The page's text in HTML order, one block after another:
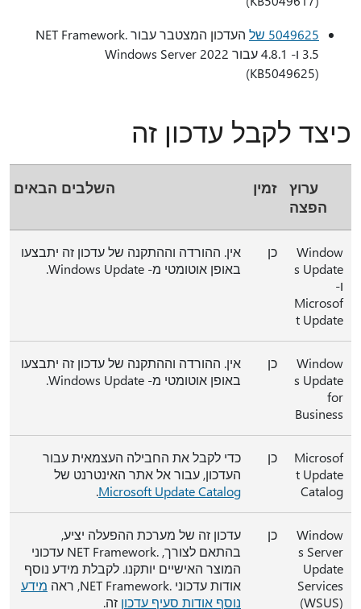
5049625 של
העדכון המצטבר עבור .NET Framework
3.5 ו- 4.8.1 עבור Windows Server 2022
(KB5049625)
כיצד לקבל עדכון זה
ערוץ
הפצה
זמין השלבים הבאים
Window
s Update
ו-
Microsof
t Update
כן
אין. ההורדה וההתקנה של עדכון זה יתבצעו
באופן אוטומטי מ- Windows Update.
Window
s Update
for
Business
כן
אין. ההורדה וההתקנה של עדכון זה יתבצעו
באופן אוטומטי מ- Windows Update.
Microsof
t Update
Catalog
כן
כדי לקבל את החבילה העצמאית עבור
העדכון, עבור אל אתר האינטרנט של
Microsoft Update Catalog
.
Window
s Server
Update
Services
(‏WSUS)
כן
עדכון זה של מערכת ההפעלה יציע,
בהתאם לצורך, .NET Framework עדכוני
המוצר האישיים יותקנו. לקבלת מידע נוסף
אודות עדכוני .NET Framework, ראה
מידע
נוסף אודות סעיף עדכון זה.